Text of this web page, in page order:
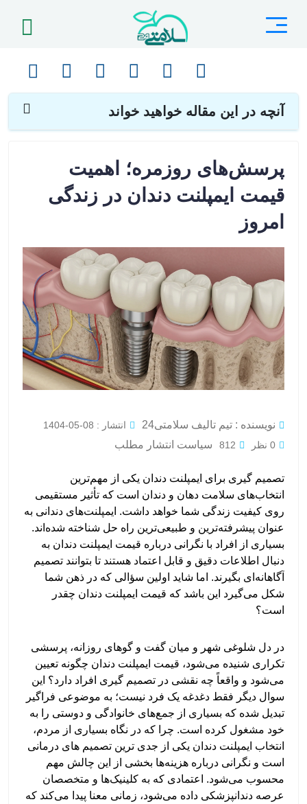
صفحه اصلی
دندانپزشکی
پرسش‌های روزمره؛ اهمیت قیمت ایمپلنت دندان در زندگی امروز
آنچه در این مقاله خواهید خواند
پرسش‌های روزمره؛ اهمیت
قیمت ایمپلنت دندان در زندگی
امروز
نویسنده : تیم تالیف سلامتی24
انتشار : 08-05-1404
0 نظر
812 سیاست انتشار مطلب
تصمیم گیری برای ایمپلنت دندان یکی از مهم‌ترین
انتخاب‌های سلامت دهان و دندان است که تأثیر مستقیمی
روی کیفیت زندگی شما خواهد داشت. ایمپلنت‌های دندانی به
عنوان پیشرفته‌ترین و طبیعی‌ترین راه حل شناخته شده‌اند.
بسیاری از افراد با نگرانی درباره قیمت ایمپلنت دندان به
دنبال اطلاعات دقیق و قابل اعتماد هستند تا بتوانند تصمیم
آگاهانه‌ای بگیرند. اما شاید اولین سؤالی که در ذهن شما
شکل می‌گیرد این باشد که قیمت ایمپلنت دندان چقدر
است؟
در دل شلوغی شهر و میان گفت و گوهای روزانه، پرسشی
تکراری شنیده می‌شود، قیمت ایمپلنت دندان چگونه تعیین
می‌شود و واقعاً چه نقشی در تصمیم گیری افراد دارد؟ این
سوال دیگر فقط دغدغه یک فرد نیست؛ به موضوعی فراگیر
تبدیل شده که بسیاری از جمع‌های خانوادگی و دوستی را به
خود مشغول کرده است. چرا که در نگاه بسیاری از مردم،
انتخاب ایمپلنت دندان یکی از جدی ترین تصمیم های درمانی
است و نگرانی درباره هزینه‌ها بخشی از این چالش مهم
محسوب می‌شود. اعتمادی که به کلینیک‌ها و متخصصان
عرصه دندانپزشکی داده می‌شود، زمانی معنا پیدا می‌کند که